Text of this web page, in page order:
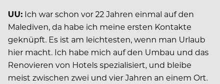
UU: Ich war schon vor 22 Jahren einmal auf den
Malediven, da habe ich meine ersten Kontakte
geknüpft. Es ist am leichtesten, wenn man Urlaub
hier macht. Ich habe mich auf den Umbau und das
Renovieren von Hotels spezialisiert, und bleibe
meist zwischen zwei und vier Jahren an einem Ort.